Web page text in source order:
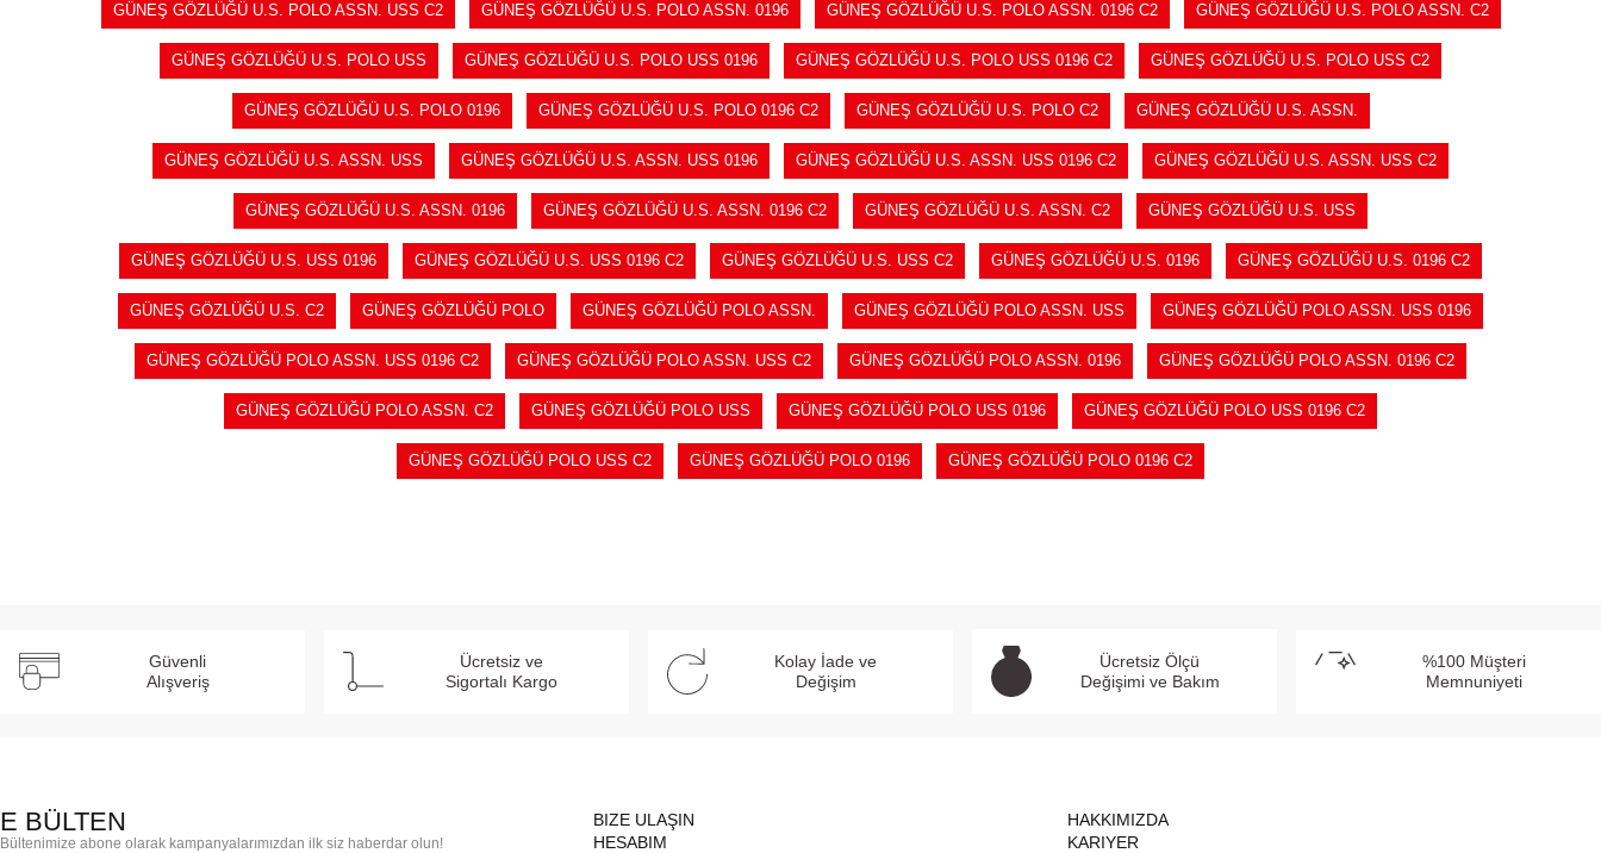
GÜNEŞ GÖZLÜĞÜ U.S. POLO ASSN. USS C2 GÜNEŞ GÖZLÜĞÜ U.S. POLO ASSN. 0196 GÜNEŞ GÖZLÜĞÜ U.S. POLO ASSN. 0196 C2 GÜNEŞ GÖZLÜĞÜ U.S. POLO ASSN. C2
GÜNEŞ GÖZLÜĞÜ U.S. POLO USS GÜNEŞ GÖZLÜĞÜ U.S. POLO USS 0196 GÜNEŞ GÖZLÜĞÜ U.S. POLO USS 0196 C2 GÜNEŞ GÖZLÜĞÜ U.S. POLO USS C2
GÜNEŞ GÖZLÜĞÜ U.S. POLO 0196 GÜNEŞ GÖZLÜĞÜ U.S. POLO 0196 C2 GÜNEŞ GÖZLÜĞÜ U.S. POLO C2 GÜNEŞ GÖZLÜĞÜ U.S. ASSN.
GÜNEŞ GÖZLÜĞÜ U.S. ASSN. USS GÜNEŞ GÖZLÜĞÜ U.S. ASSN. USS 0196 GÜNEŞ GÖZLÜĞÜ U.S. ASSN. USS 0196 C2 GÜNEŞ GÖZLÜĞÜ U.S. ASSN. USS C2
GÜNEŞ GÖZLÜĞÜ U.S. ASSN. 0196 GÜNEŞ GÖZLÜĞÜ U.S. ASSN. 0196 C2 GÜNEŞ GÖZLÜĞÜ U.S. ASSN. C2 GÜNEŞ GÖZLÜĞÜ U.S. USS
GÜNEŞ GÖZLÜĞÜ U.S. USS 0196 GÜNEŞ GÖZLÜĞÜ U.S. USS 0196 C2 GÜNEŞ GÖZLÜĞÜ U.S. USS C2 GÜNEŞ GÖZLÜĞÜ U.S. 0196 GÜNEŞ GÖZLÜĞÜ U.S. 0196 C2
GÜNEŞ GÖZLÜĞÜ U.S. C2 GÜNEŞ GÖZLÜĞÜ POLO GÜNEŞ GÖZLÜĞÜ POLO ASSN. GÜNEŞ GÖZLÜĞÜ POLO ASSN. USS GÜNEŞ GÖZLÜĞÜ POLO ASSN. USS 0196
GÜNEŞ GÖZLÜĞÜ POLO ASSN. USS 0196 C2 GÜNEŞ GÖZLÜĞÜ POLO ASSN. USS C2 GÜNEŞ GÖZLÜĞÜ POLO ASSN. 0196 GÜNEŞ GÖZLÜĞÜ POLO ASSN. 0196 C2
GÜNEŞ GÖZLÜĞÜ POLO ASSN. C2 GÜNEŞ GÖZLÜĞÜ POLO USS GÜNEŞ GÖZLÜĞÜ POLO USS 0196 GÜNEŞ GÖZLÜĞÜ POLO USS 0196 C2
GÜNEŞ GÖZLÜĞÜ POLO USS C2 GÜNEŞ GÖZLÜĞÜ POLO 0196 GÜNEŞ GÖZLÜĞÜ POLO 0196 C2
Güvenli
Alışveriş
Ücretsiz ve
Sigortalı Kargo
Kolay İade ve
Değişim
Ücretsiz Ölçü
Değişimi ve Bakım
%100 Müşteri
Memnuniyeti
E BÜLTEN
Bültenimize abone olarak kampanyalarımızdan ilk siz haberdar olun!
BIZE ULAŞIN
HESABIM
HAKKIMIZDA
KARIYER